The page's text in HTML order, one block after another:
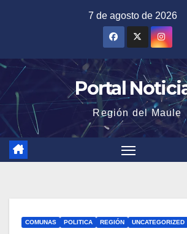
7 de agosto de 2026
Portal
Región del Maule
COMUNAS POLITICA REGIÓN UNCATEGORIZED